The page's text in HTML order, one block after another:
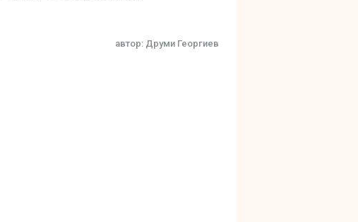
автор: Друми Георгиев